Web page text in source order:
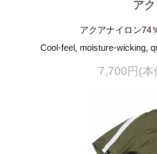
ア
アクアナイロン74
Cool-feel, moisture-wicking,
7,700円(本